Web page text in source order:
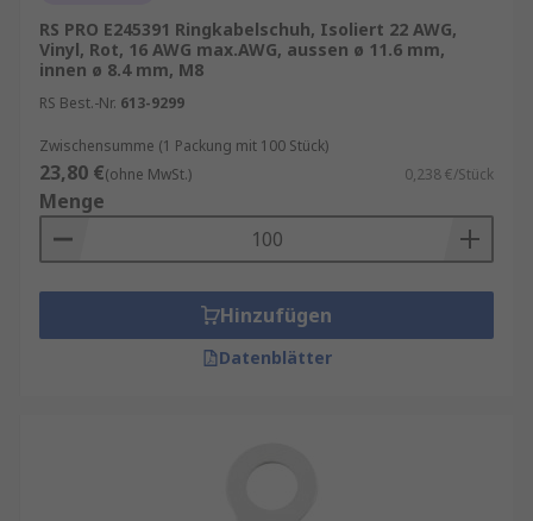
RS PRO E245391 Ringkabelschuh, Isoliert 22 AWG,
Vinyl, Rot, 16 AWG max.AWG, aussen ø 11.6 mm,
innen ø 8.4 mm, M8
RS Best.-Nr. 613-9299
Zwischensumme (1 Packung mit 100 Stück)
23,80 €(ohne MwSt.) 0,238 €/Stück
Menge
Hinzufügen
Datenblätter